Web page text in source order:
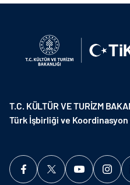
T.C. KÜLTÜR VE TURİZM
Türk İşbirliği ve Koordinasyon